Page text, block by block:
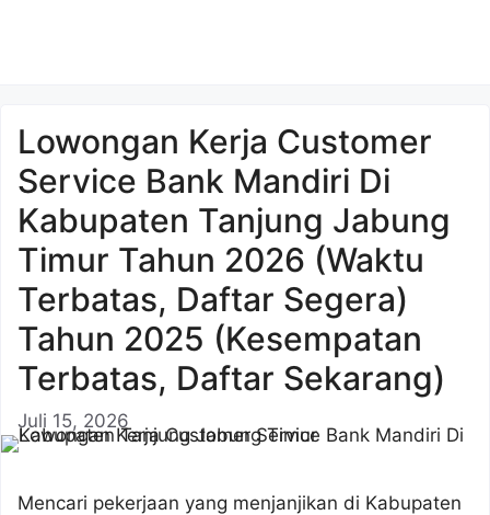
Lowongan Kerja Customer
Service Bank Mandiri Di
Kabupaten Tanjung Jabung
Timur Tahun 2026 (Waktu
Terbatas, Daftar Segera)
Tahun 2025 (Kesempatan
Terbatas, Daftar Sekarang)
Juli 15, 2026
Mencari pekerjaan yang menjanjikan di Kabupaten